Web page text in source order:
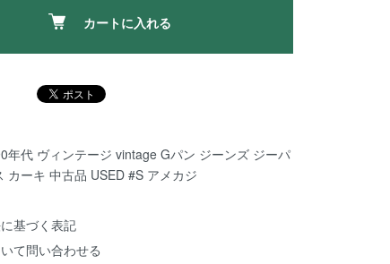
カートに入れる
年代 ヴィンテージ vintage Gパン ジーンズ ジーパ
カーキ 中古品 USED #S アメカジ
基づく表記
て問い合わせる